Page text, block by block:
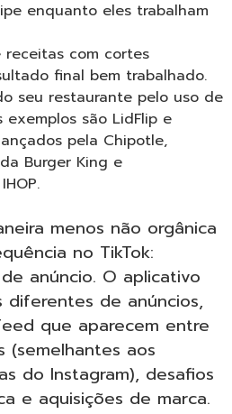
enquanto eles trabalham
receitas com cortes
final bem trabalhado.
seu restaurante pelo uso de
são LidFlip e
pela Chipotle,
Burger King e
menos não orgânica
no TikTok:
anúncio. O aplicativo
de anúncios,
que aparecem entre
(semelhantes aos
do Instagram), desafios
e aquisições de marca.